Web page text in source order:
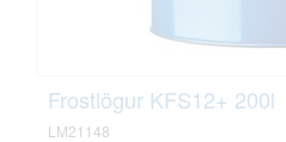
Frostlögur KFS12+ 200l
LM21148